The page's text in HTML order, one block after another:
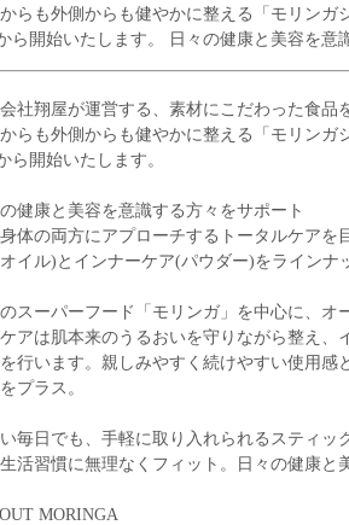
らも外側からも健やかに整える「モリンガ
ら開始いたします。 日々の健康と美容を意
社翔屋が運営する、素材にこだわった食品
らも外側からも健やかに整える「モリンガ
ら開始いたします。
健康と美容を意識する方々をサポート
体の両方にアプローチするトータルケア
イル)とインナーケア(パウダー)をラインナ
スーパーフード「モリンガ」を中心に、オ
アは肌本来のうるおいを守りながら整え
行います。親しみやすく続けやすい使用
プラス。
毎日でも、手軽に取り入れられるスティ
活習慣に無理なくフィット。日々の健康と
MORINGA